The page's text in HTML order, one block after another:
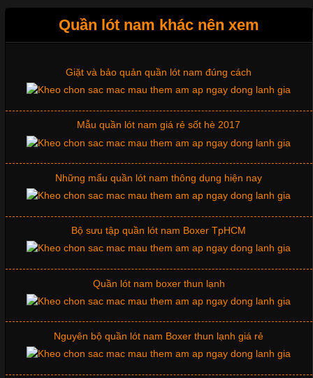
Áo thun là một trong những trang phục phổ biến nhất hiện nay
nhờ tính tiện dụng, dễ phối đồ và phù hợp với nhiều đối tượng.
quan trọng tạo nên phong cách riêng cho từng sản phẩm. Mỗi
loại cổ áo sẽ mang đến một vẻ đẹp khác
Những Mẫu Áo Thun Đồng Phục Công Ty Được Ưa
Chuộng Hiện Nay
Cập nhật 2026-06-01 14:23:34
Trong môi trường kinh doanh hiện đại, việc xây dựng hình ảnh
chuyên nghiệp đóng vai trò quan trọng đối với sự phát triển của
Quần lót nam khác nên xem
Mẫu quần lót nam giá rẻ sốt hè 2017
Những mẩu quần lót nam thông dụng hiện nay
Bộ sưu tập quần lót nam Boxer TpHCM
Quần lót nam boxer thun lạnh
Nguyên bộ quần lót nam Boxer thun lạnh giá rẻ
Dễ chịu hơn với quần lót nam giá rẻ vải Cotton 4 chiều